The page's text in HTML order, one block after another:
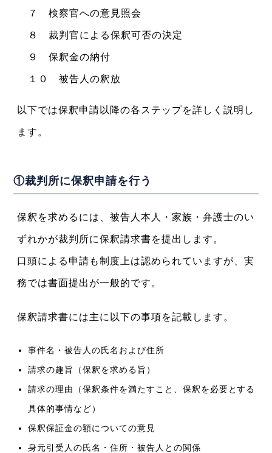
７ 検察官への意見照会
８ 裁判官による保釈可否の決定
９ 保釈金の納付
１０ 被告人の釈放
以下では保釈申請以降の各ステップを詳しく説明し
ます。
①裁判所に保釈申請を行う
保釈を求めるには、被告人本人・家族・弁護士のい
ずれかが裁判所に保釈請求書を提出します。
口頭による申請も制度上は認められていますが、実
務では書面提出が一般的です。
保釈請求書には主に以下の事項を記載します。
事件名・被告人の氏名および住所
請求の趣旨（保釈を求める旨）
請求の理由（保釈条件を満たすこと、保釈を必要とする
具体的事情など）
保釈保証金の額についての意見
身元引受人の氏名・住所・被告人との関係